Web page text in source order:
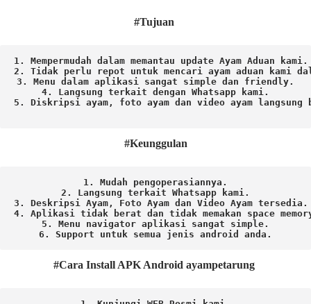
#Tujuan
1. Mempermudah dalam memantau update Ayam Aduan kami.
2. Tidak perlu repot untuk mencari ayam aduan kami
3. Menu dalam aplikasi sangat simple dan friendly.
4. Langsung terkait dengan Whatsapp kami.
5. Diskripsi ayam, foto ayam dan video ayam
#Keunggulan
1. Mudah pengoperasiannya.
2. Langsung terkait Whatsapp kami.
3. Deskripsi Ayam, Foto Ayam dan Video Ayam tersedia.
4. Aplikasi tidak berat dan tidak memakan space
5. Menu navigator aplikasi sangat simple.
6. Support untuk semua jenis android anda.
#Cara Install APK Android ayampetarung